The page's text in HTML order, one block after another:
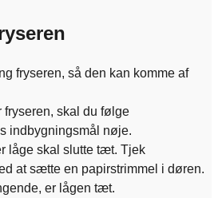
fryseren, så den kan komme af
fryseren, skal du følge
indbygningsmål nøje.
låge skal slutte tæt. Tjek
at sætte en papirstrimmel i døren.
er lågen tæt.